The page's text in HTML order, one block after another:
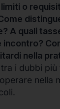
limiti o
A quali
incontro?
nella
i dubbi più
nella